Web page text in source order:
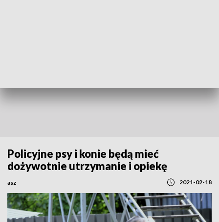
Policyjne psy i konie będą mieć
dożywotnie utrzymanie i opiekę
asz 2021-02-18